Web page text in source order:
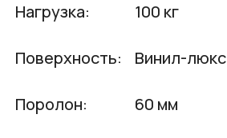
Нагрузка: 100 кг
Поверхность: Винил-люкс
Поролон: 60 мм